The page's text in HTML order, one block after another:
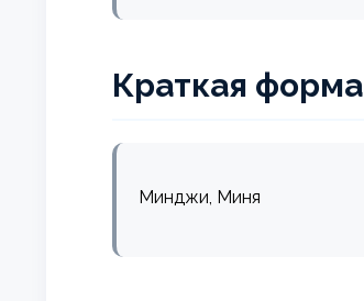
Краткая форма
Минджи, Миня